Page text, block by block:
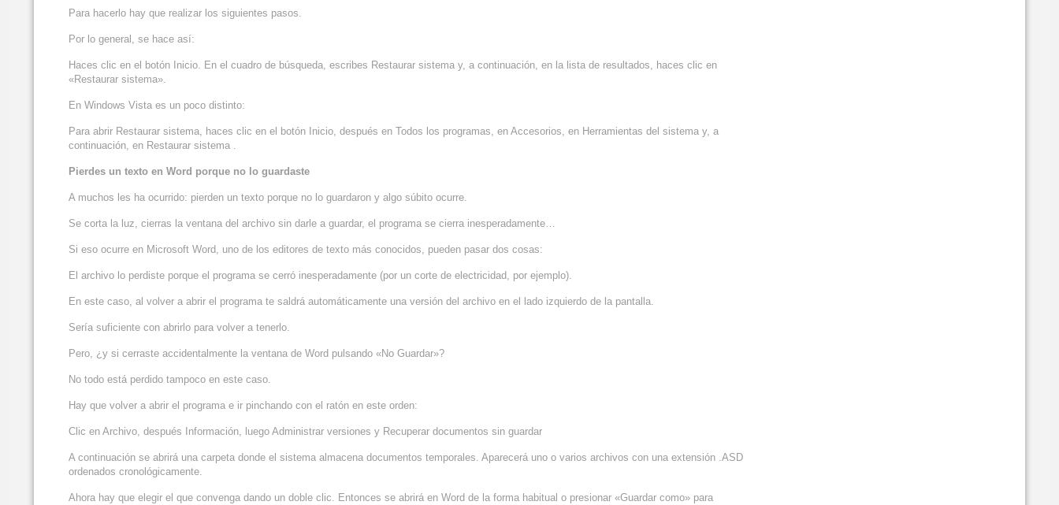
Para hacerlo hay que realizar los siguientes pasos.
Por lo general, se hace así:
Haces clic en el botón Inicio. En el cuadro de búsqueda, escribes Restaurar sistema y, a continuación, en la lista de resultados, haces clic en
«Restaurar sistema».
En Windows Vista es un poco distinto:
Para abrir Restaurar sistema, haces clic en el botón Inicio, después en Todos los programas, en Accesorios, en Herramientas del sistema y, a
continuación, en Restaurar sistema .
Pierdes un texto en Word porque no lo guardaste
A muchos les ha ocurrido: pierden un texto porque no lo guardaron y algo súbito ocurre.
Se corta la luz, cierras la ventana del archivo sin darle a guardar, el programa se cierra inesperadamente…
Si eso ocurre en Microsoft Word, uno de los editores de texto más conocidos, pueden pasar dos cosas:
El archivo lo perdiste porque el programa se cerró inesperadamente (por un corte de electricidad, por ejemplo).
En este caso, al volver a abrir el programa te saldrá automáticamente una versión del archivo en el lado izquierdo de la pantalla.
Sería suficiente con abrirlo para volver a tenerlo.
Pero, ¿y si cerraste accidentalmente la ventana de Word pulsando «No Guardar»?
No todo está perdido tampoco en este caso.
Hay que volver a abrir el programa e ir pinchando con el ratón en este orden:
Clic en Archivo, después Información, luego Administrar versiones y Recuperar documentos sin guardar
A continuación se abrirá una carpeta donde el sistema almacena documentos temporales. Aparecerá uno o varios archivos con una extensión .ASD
ordenados cronológicamente.
Ahora hay que elegir el que convenga dando un doble clic. Entonces se abrirá en Word de la forma habitual o presionar «Guardar como» para